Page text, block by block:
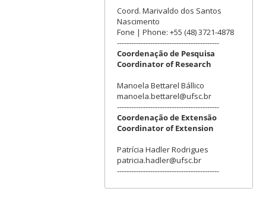
Coord. Marivaldo dos Santos
Nascimento
Fone | Phone: +55 (48) 3721-4878
-------------------------------------------
Coordenação de Pesquisa
Coordinator of Research
Manoela Bettarel Bállico
manoela.bettarel@ufsc.br
-------------------------------------------
Coordenação de Extensão
Coordinator of Extension
Patrícia Hadler Rodrigues
patricia.hadler@ufsc.br
-------------------------------------------